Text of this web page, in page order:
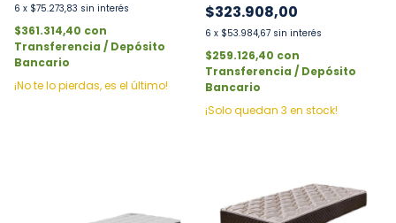
6 x $75.273,83 sin interés
$361.314,40 con
Transferencia / Depósito
Bancario
¡No te lo pierdas, es el último!
$323.908,00
6 x $53.984,67 sin interés
$259.126,40 con
Transferencia / Depósito
Bancario
¡Solo quedan 3 en stock!